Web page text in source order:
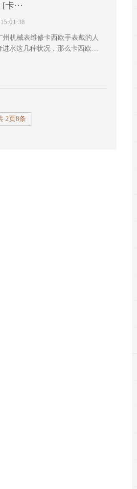
···
机械表维修卡西欧手表戴的人
水这几种状况，那么卡西欧手
讲吧。假定卡西欧石···
2页8条